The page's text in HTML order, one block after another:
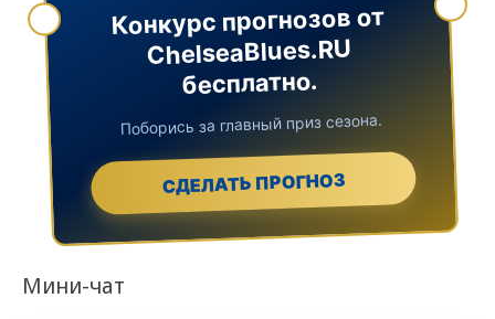
Конкурс прогнозов от
ChelseaBlues.RU
бесплатно.
Поборись за главный приз сезона.
СДЕЛАТЬ ПРОГНОЗ
Мини-чат